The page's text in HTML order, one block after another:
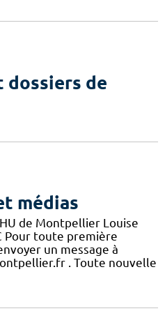
dossiers de
médias
de Montpellier Louise
Pour toute première
un message à
. Toute nouvelle